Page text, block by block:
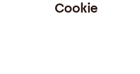
Cookie